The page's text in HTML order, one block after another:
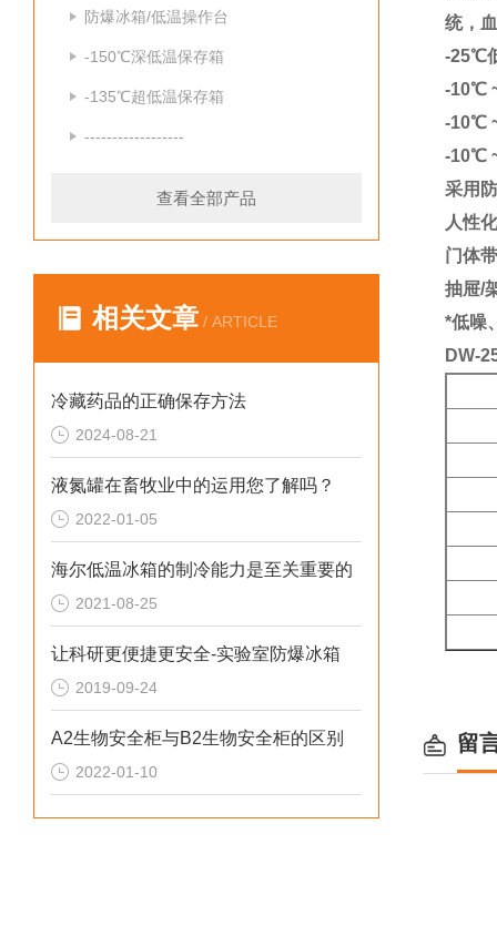
防爆冰箱/低温操作台
-150℃深低温保存箱
-135℃超低温保存箱
------------------
查看全部产品
相关文章 / ARTICLE
冷藏药品的正确保存方法
2024-08-21
液氮罐在畜牧业中的运用您了解吗？
2022-01-05
海尔低温冰箱的制冷能力是至关重要的
2021-08-25
让科研更便捷更安全-实验室防爆冰箱
2019-09-24
A2生物安全柜与B2生物安全柜的区别
2022-01-10
统，
-25℃
-10℃
-10℃
-10℃
采用
人性
门体
抽屉/
*低噪
DW-
留